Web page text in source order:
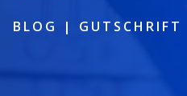
BLOG | GUTSCHRIFT